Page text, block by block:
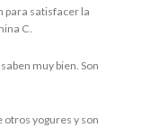
para satisfacer la
C.
muy bien. Son
otros yogures y son